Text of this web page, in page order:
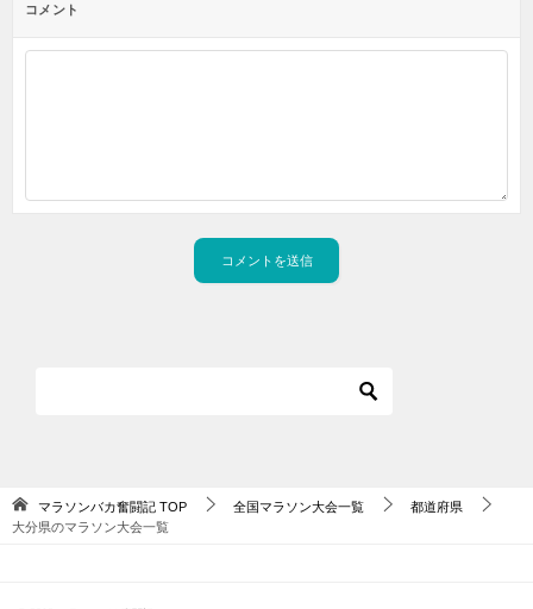
コメント
マラソンバカ奮闘記 TOP 全国マラソン大会一覧
都道府県
大分県のマラソン大会一覧